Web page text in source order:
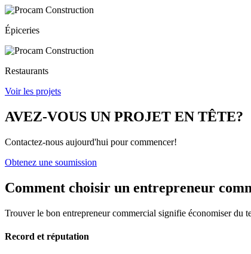
Épiceries
Restaurants
Voir les projets
AVEZ-VOUS UN PROJET EN TÊTE?
Contactez-nous aujourd'hui pour commencer!
Obtenez une soumission
Comment choisir un entrepreneur
Trouver le bon entrepreneur commercial signifie économiser du
Record et réputation